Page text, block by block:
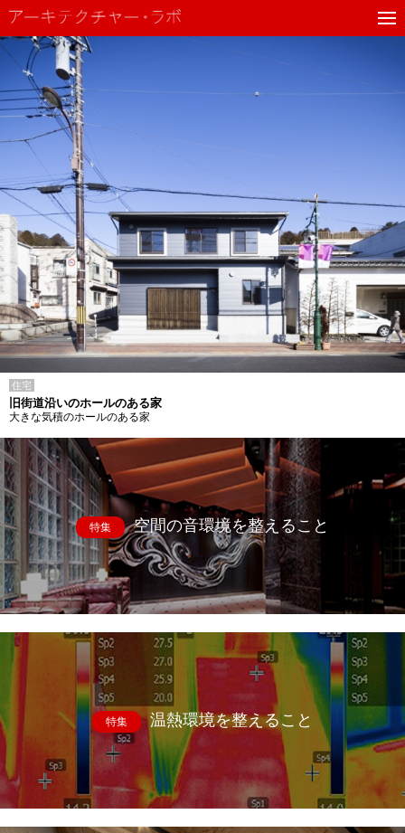
住宅
旧街道沿いのホールのある家
大きな気積のホールのある家
特集 空間の音環境を整えること
特集 温熱環境を整えること